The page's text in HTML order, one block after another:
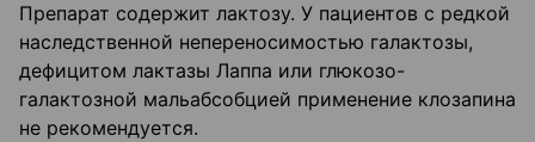
Препарат содержит лактозу. У пациентов с редкой
наследственной непереносимостью галактозы,
дефицитом лактазы Лаппа или глюкозо-
галактозной мальабсобцией применение клозапина
не рекомендуется.